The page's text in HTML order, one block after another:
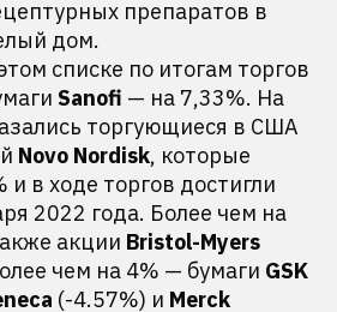
препаратов в
дом.
списке по итогам торгов
Sanofi — на 7,33%. На
торгующиеся в США
Novo Nordisk, которые
и в ходе торгов достигли
2022 года. Более чем на
акции Bristol-Myers
чем на 4% — бумаги GSK
(-4.57%) и Merck